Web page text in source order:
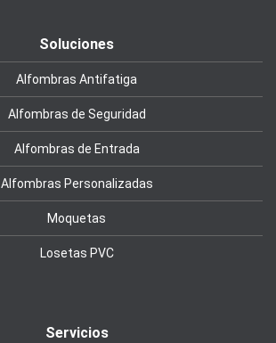
Soluciones
Alfombras Antifatiga
Alfombras de Seguridad
Alfombras de Entrada
Alfombras Personalizadas
Moquetas
Losetas PVC
Servicios